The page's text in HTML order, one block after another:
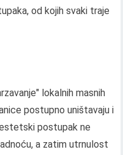
od kojih svaki traje
lokalnih masnih
postupno uništavaju i
postupak ne
a zatim utrnulost